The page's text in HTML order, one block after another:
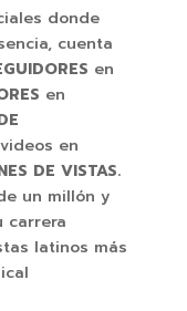
donde
cuenta
en
en
en
DE VISTAS.
un millón y
carrera
latinos más